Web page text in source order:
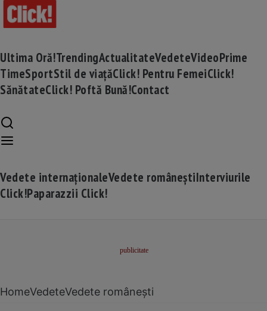
Ultima Oră!TrendingActualitateVedeteVideoPrime
TimeSportStil de viațăClick! Pentru FemeiClick!
SănătateClick! Poftă Bună!Contact
Vedete internaționaleVedete româneștiInterviurile
Click!Paparazzii Click!
HomeVedeteVedete românești